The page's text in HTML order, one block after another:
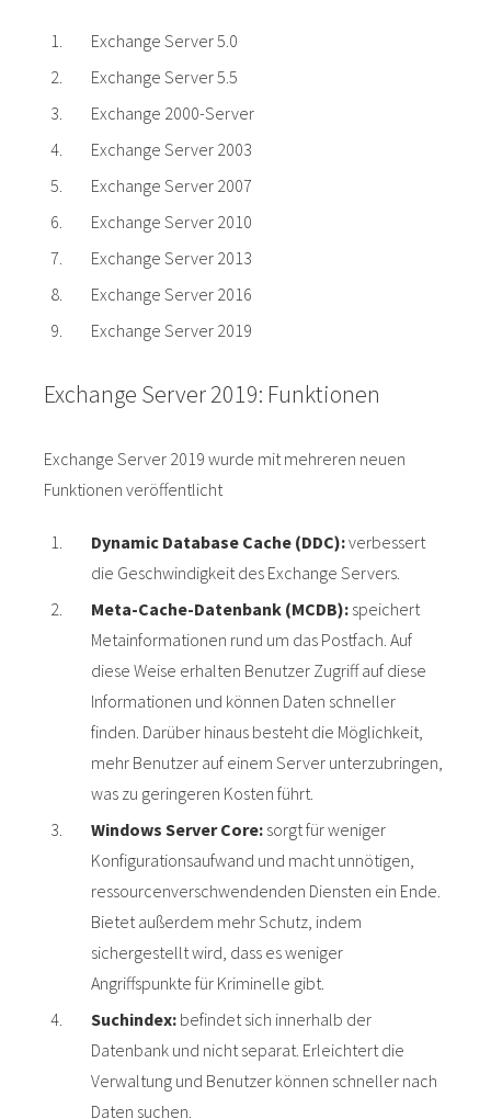
Exchange Server 5.0
Exchange Server 5.5
Exchange 2000-Server
Exchange Server 2003
Exchange Server 2007
Exchange Server 2010
Exchange Server 2013
Exchange Server 2016
Exchange Server 2019
Exchange Server 2019: Funktionen
Exchange Server 2019 wurde mit mehreren neuen
Funktionen veröffentlicht
Dynamic Database Cache (DDC):verbessert
die Geschwindigkeit des Exchange Servers.
Meta-Cache-Datenbank (MCDB): speichert
Metainformationen rund um das Postfach. Auf
diese Weise erhalten Benutzer Zugriff auf diese
Informationen und können Daten schneller
finden. Darüber hinaus besteht die Möglichkeit,
mehr Benutzer auf einem Server unterzubringen,
was zu geringeren Kosten führt.
Windows Server Core: sorgt für weniger
Konfigurationsaufwand und macht unnötigen,
ressourcenverschwendenden Diensten ein Ende.
Bietet außerdem mehr Schutz, indem
sichergestellt wird, dass es weniger
Angriffspunkte für Kriminelle gibt.
Suchindex: befindet sich innerhalb der
Datenbank und nicht separat. Erleichtert die
Verwaltung und Benutzer können schneller nach
Daten suchen.